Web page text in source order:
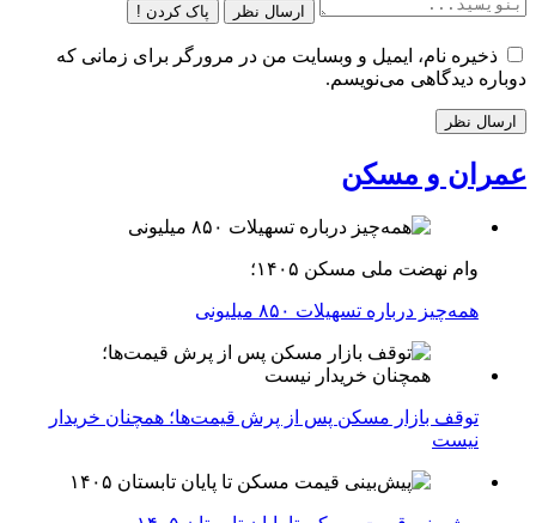
ارسال نظر پاک کردن !
ذخیره نام، ایمیل و وبسایت من در مرورگر برای زمانی که
دوباره دیدگاهی می‌نویسم.
عمران و مسکن
وام نهضت ملی مسکن ۱۴۰۵؛
همه‌چیز درباره تسهیلات ۸۵۰ میلیونی
توقف بازار مسکن پس از پرش قیمت‌ها؛ همچنان خریدار
نیست